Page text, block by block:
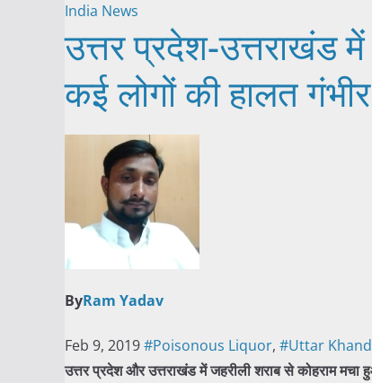
India News
उत्तर प्रदेश-उत्तराखंड
कई लोगों की हालत गंभीर
ByRam Yadav
Feb 9, 2019#Poisonous Liquor, #Uttar Khand
उत्तर प्रदेश और उत्तराखंड में जहरीली शराब से कोहराम